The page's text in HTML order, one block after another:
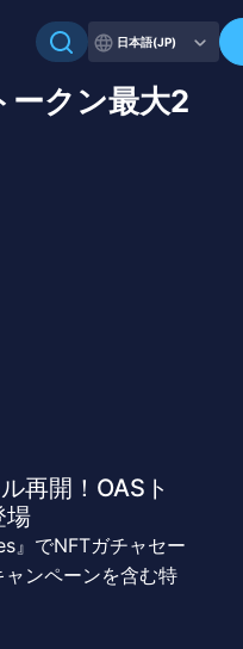
日本語(JP)
クン最大2
再開！OASト
場
』でNFTガチャセー
ンペーンを含む特